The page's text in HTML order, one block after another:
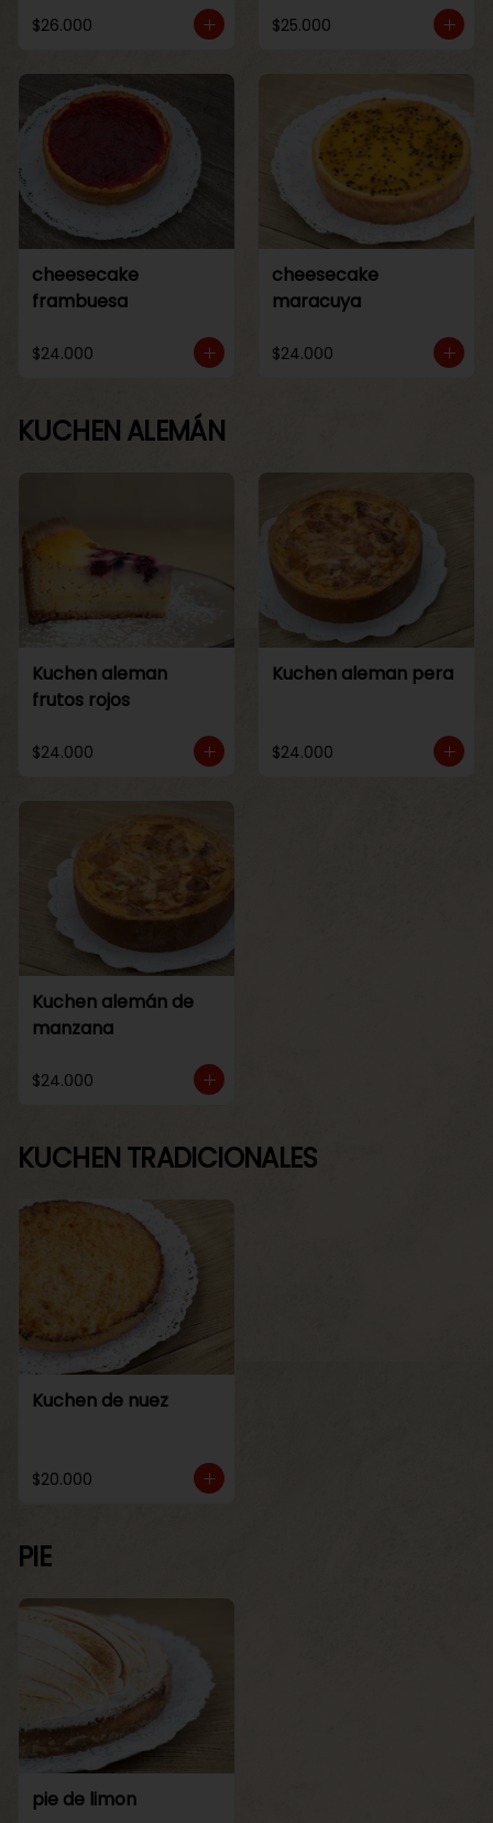
$26.000 $25.000
cheesecake
frambuesa
$24.000
cheesecake
maracuya
$24.000
KUCHEN ALEMÁN
Kuchen aleman
frutos rojos
$24.000
Kuchen aleman pera
$24.000
Kuchen alemán de
manzana
$24.000
KUCHEN TRADICIONALES
Kuchen de nuez
$20.000
PIE
pie de limon